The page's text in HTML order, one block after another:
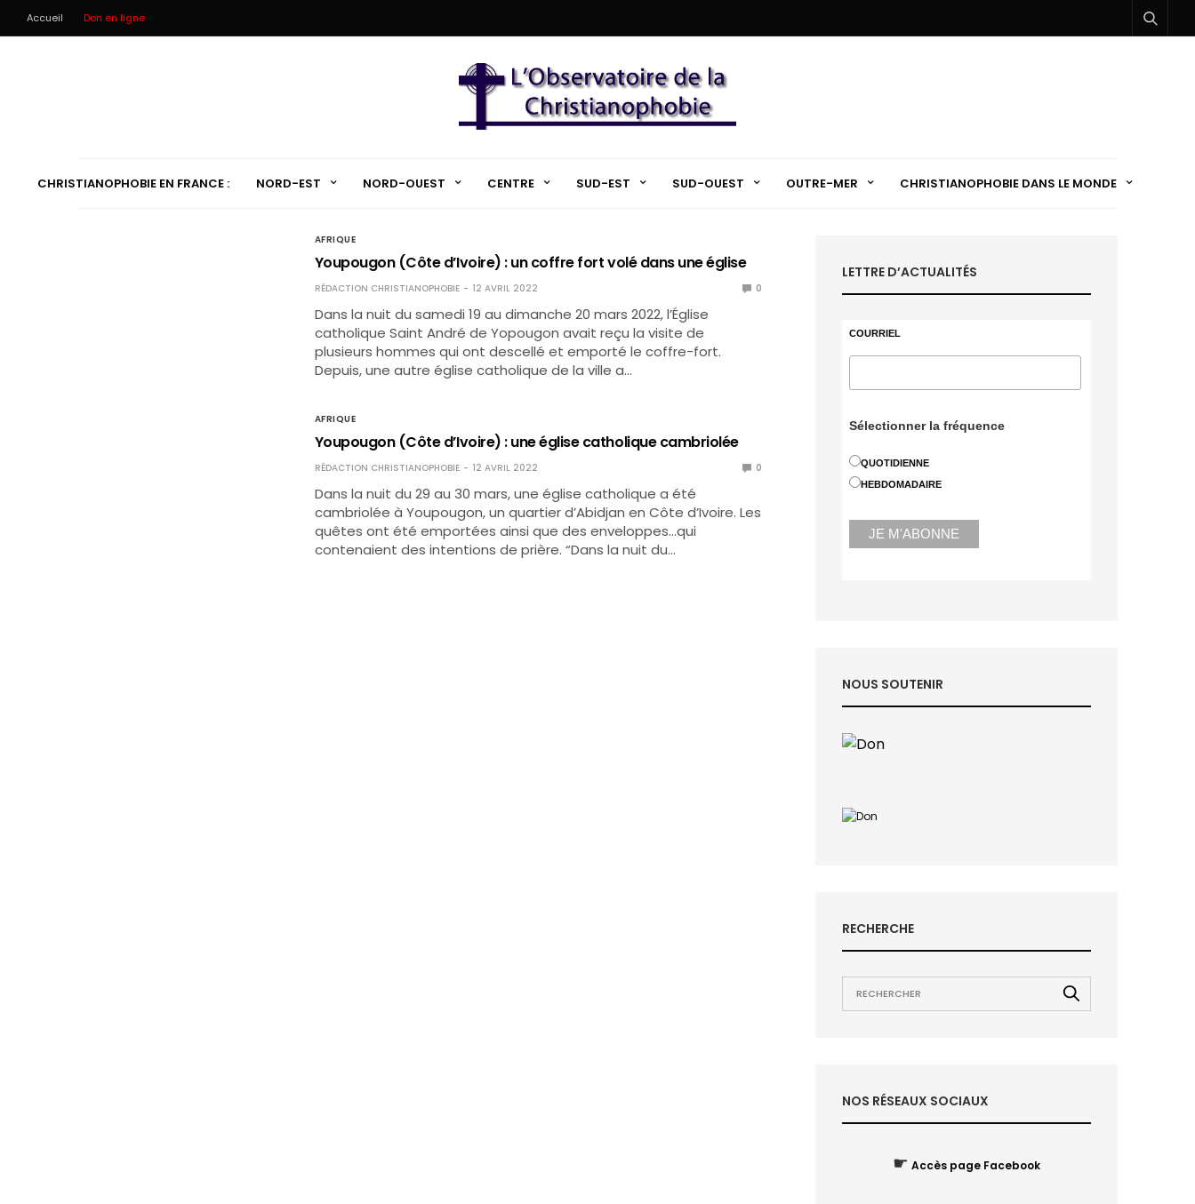
Accueil Don en ligne
CHRISTIANOPHOBIE EN FRANCE : NORD-EST NORD-OUEST CENTRE SUD-EST SUD-OUEST OUTRE-MER CHRISTIANOPHOBIE DANS LE MONDE
AFRIQUE
Youpougon (Côte d’Ivoire) : un coffre fort volé dans une église
RÉDACTION CHRISTIANOPHOBIE 12 AVRIL 2022 0
Dans la nuit du samedi 19 au dimanche 20 mars 2022, l’Église
catholique Saint André de Yopougon avait reçu la visite de
plusieurs hommes qui ont descellé et emporté le coffre-fort.
Depuis, une autre église catholique de la ville a…
AFRIQUE
Youpougon (Côte d’Ivoire) : une église catholique cambriolée
RÉDACTION CHRISTIANOPHOBIE 12 AVRIL 2022 0
Dans la nuit du 29 au 30 mars, une église catholique a été
cambriolée à Youpougon, un quartier d’Abidjan en Côte d’Ivoire. Les
quêtes ont été emportées ainsi que des enveloppes…qui
contenaient des intentions de prière. “Dans la nuit du…
LETTRE D’ACTUALITÉS
COURRIEL
Sélectionner la fréquence
QUOTIDIENNE
HEBDOMADAIRE
NOUS SOUTENIR
RECHERCHE
NOS RÉSEAUX SOCIAUX
☛ Accès page Facebook